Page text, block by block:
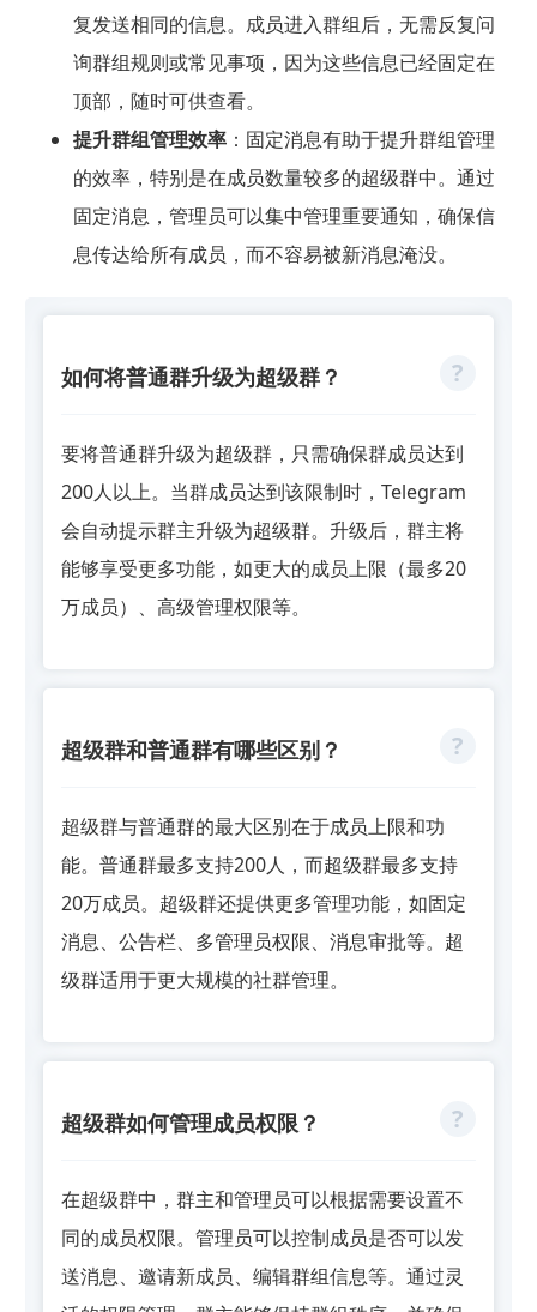
复发送相同的信息。成员进入群组后，无需反复问
询群组规则或常见事项，因为这些信息已经固定在
顶部，随时可供查看。
提升群组管理效率：固定消息有助于提升群组管理
的效率，特别是在成员数量较多的超级群中。通过
固定消息，管理员可以集中管理重要通知，确保信
息传达给所有成员，而不容易被新消息淹没。
如何将普通群升级为超级群？
要将普通群升级为超级群，只需确保群成员达到
200人以上。当群成员达到该限制时，Telegram
会自动提示群主升级为超级群。升级后，群主将
能够享受更多功能，如更大的成员上限（最多20
万成员）、高级管理权限等。
超级群和普通群有哪些区别？
超级群与普通群的最大区别在于成员上限和功
能。普通群最多支持200人，而超级群最多支持
20万成员。超级群还提供更多管理功能，如固定
消息、公告栏、多管理员权限、消息审批等。超
级群适用于更大规模的社群管理。
超级群如何管理成员权限？
在超级群中，群主和管理员可以根据需要设置不
同的成员权限。管理员可以控制成员是否可以发
送消息、邀请新成员、编辑群组信息等。通过灵